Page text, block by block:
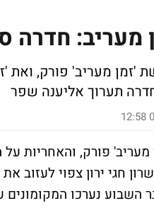
מעריב: חדרה
מעריב' פורק, ואת
תערוך אליענה שפר
פורק, והאחריות על
חגי ירון צפוי
השבוע נערכו